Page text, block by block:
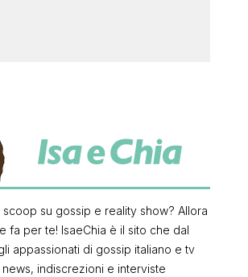
scoop su gossip e reality show? Allora
fa per te! IsaeChia è il sito che dal
appassionati di gossip italiano e tv
indiscrezioni e interviste